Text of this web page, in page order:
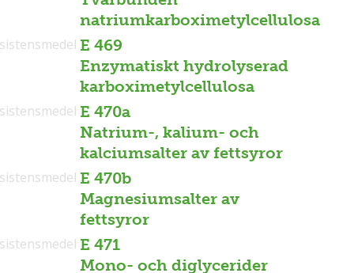
natriumkarboximetylcellulosa
E 469
Enzymatiskt hydrolyserad
karboximetylcellulosa
E 470a
Natrium-, kalium- och
kalciumsalter av fettsyror
E 470b
Magnesiumsalter av
fettsyror
E 471
Mono- och diglycerider